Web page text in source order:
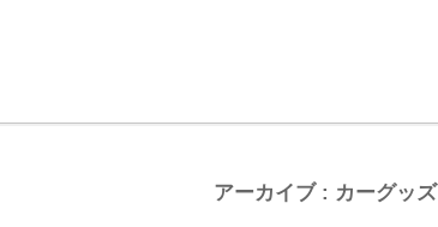
アーカイブ : カーグッズ